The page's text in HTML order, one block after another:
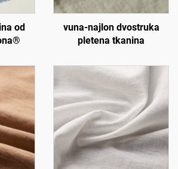
od
vuna-najlon dvostruka
pletena tkanina